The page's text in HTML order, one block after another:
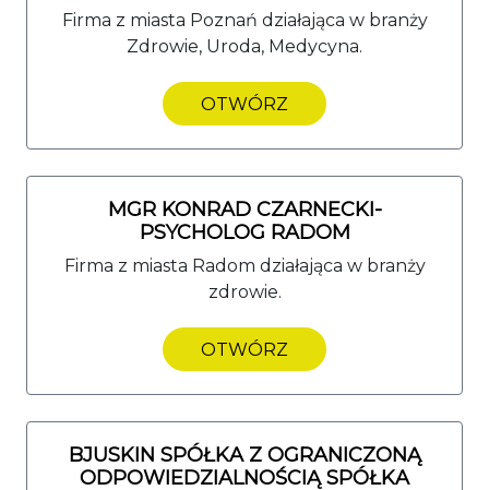
Firma z miasta Poznań działająca w branży
Zdrowie, Uroda, Medycyna.
OTWÓRZ
MGR KONRAD CZARNECKI-
PSYCHOLOG RADOM
Firma z miasta Radom działająca w branży
zdrowie.
OTWÓRZ
BJUSKIN SPÓŁKA Z OGRANICZONĄ
ODPOWIEDZIALNOŚCIĄ SPÓŁKA